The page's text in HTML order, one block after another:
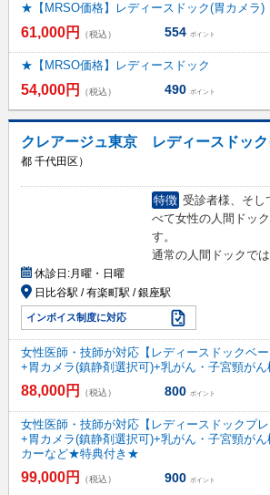
★【MRSO価格】レディースドック(胃カメラ)
61,000円 （税込） 554 ポイント
★【MRSO価格】レディースドック
54,000円 （税込） 490 ポイント
クレアージュ東京 レディースドック
都 千代田区）
特徴 受診者様、そし
べて女性の人間ドッ
す。
通常の人間ドックでは
休診日:月曜・日曜
日比谷駅 / 有楽町駅 / 銀座駅
インボイス制度に対応
女性医師・技師が対応【レディースドックベ
+胃カメラ(鎮静剤選択可)+乳がん・子宮頸が
88,000円 （税込） 800 ポイント
女性医師・技師が対応【レディースドックプ
+胃カメラ(鎮静剤選択可)+乳がん・子宮頸が
カーなど★特典付き★
99,000円 （税込） 900 ポイント